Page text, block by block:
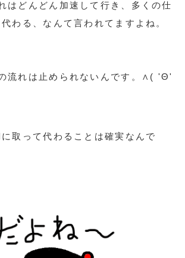
はどんどん加速して行き、多くの仕
わる、なんて言われてますよね。
流れは止められないんです。∧( 'Θ'
取って代わることは確実なんで